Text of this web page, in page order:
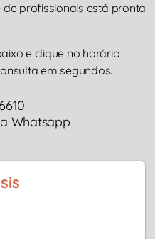
de profissionais está pronta
e clique no horário
em segundos.
Whatsapp